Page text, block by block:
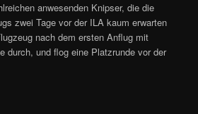
anwesenden Knipser, die die
zwei Tage vor der ILA kaum erwarten
nach dem ersten Anflug mit
durch, und flog eine Platzrunde vor der